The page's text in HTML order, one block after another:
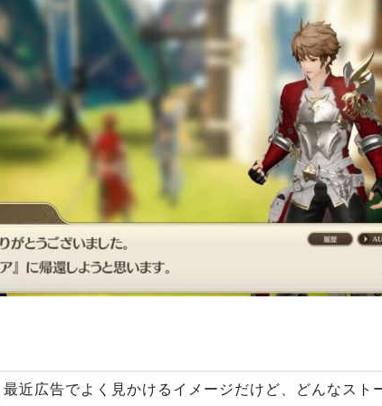
近広告でよく見かけるイメージだけど、どんなスト